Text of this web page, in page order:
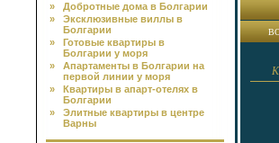
»
Добротные дома в Болгарии
»
Эксклюзивные виллы в
Болгарии
»
Готовые квартиры в
Болгарии у моря
»
Апартаменты в Болгарии на
первой линии у моря
»
Квартиры в апарт-отелях в
Болгарии
»
Элитные квартиры в центре
Варны